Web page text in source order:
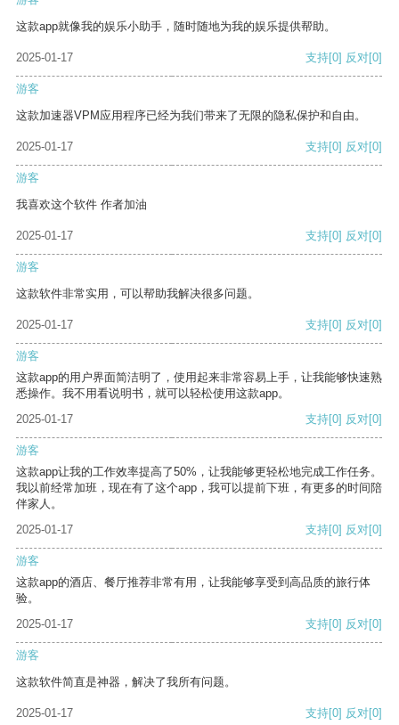
这款app就像我的娱乐小助手，随时随地为我的娱乐提供帮助。
2025-01-17 支持[0] 反对[0]
游客
这款加速器VPM应用程序已经为我们带来了无限的隐私保护和自由。
2025-01-17 支持[0] 反对[0]
游客
我喜欢这个软件 作者加油
2025-01-17 支持[0] 反对[0]
游客
这款软件非常实用，可以帮助我解决很多问题。
2025-01-17 支持[0] 反对[0]
游客
这款app的用户界面简洁明了，使用起来非常容易上手，让我能够快速熟
悉操作。我不用看说明书，就可以轻松使用这款app。
2025-01-17
支持[0] 反对[0]
游客
这款app让我的工作效率提高了50%，让我能够更轻松地完成工作任务。
我以前经常加班，现在有了这个app，我可以提前下班，有更多的时间陪
伴家人。
2025-01-17
支持[0] 反对[0]
游客
这款app的酒店、餐厅推荐非常有用，让我能够享受到高品质的旅行体
验。
2025-01-17
支持[0] 反对[0]
游客
这款软件简直是神器，解决了我所有问题。
2025-01-17 支持[0] 反对[0]